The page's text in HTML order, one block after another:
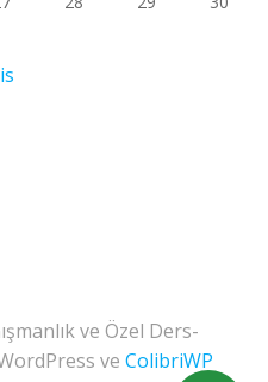
ve Özel Ders-
ve ColibriWP